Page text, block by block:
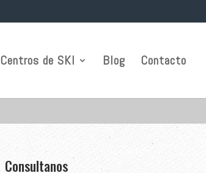
Centros de SKI Blog Contacto
Consultanos